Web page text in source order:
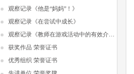
观察记录《他是“妈妈”！》
观察记录《在尝试中成长》
获奖作品 荣誉证书
优秀组织 荣誉证书